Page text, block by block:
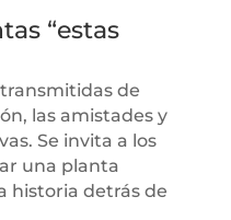
“estas
de
las amistades y
Se invita a los
una planta
historia detrás de